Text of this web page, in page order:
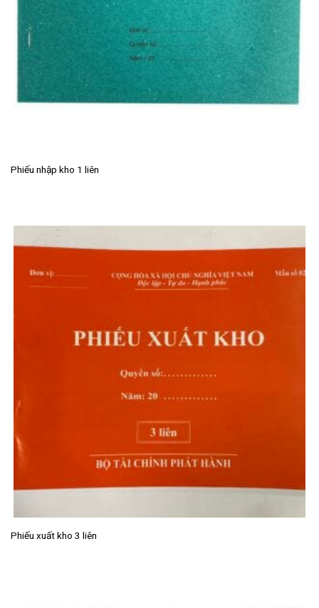
Phiếu nhập kho 1 liên
Phiếu xuất kho 3 liên